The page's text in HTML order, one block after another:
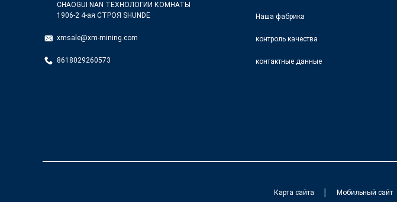
CHAOGUI NAN ТЕХНОЛОГИИ КОМНАТЫ
1906-2 4-ая СТРОЯ SHUNDE
xmsale@xm-mining.com
8618029260573
Наша фабрика
контроль качества
контактные данные
Карта сайта Мобильный сайт